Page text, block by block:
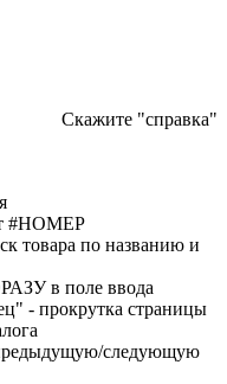
Скажите "справка"
#НОМЕР
по названию и
в поле ввода
- прокрутка страницы
следующую